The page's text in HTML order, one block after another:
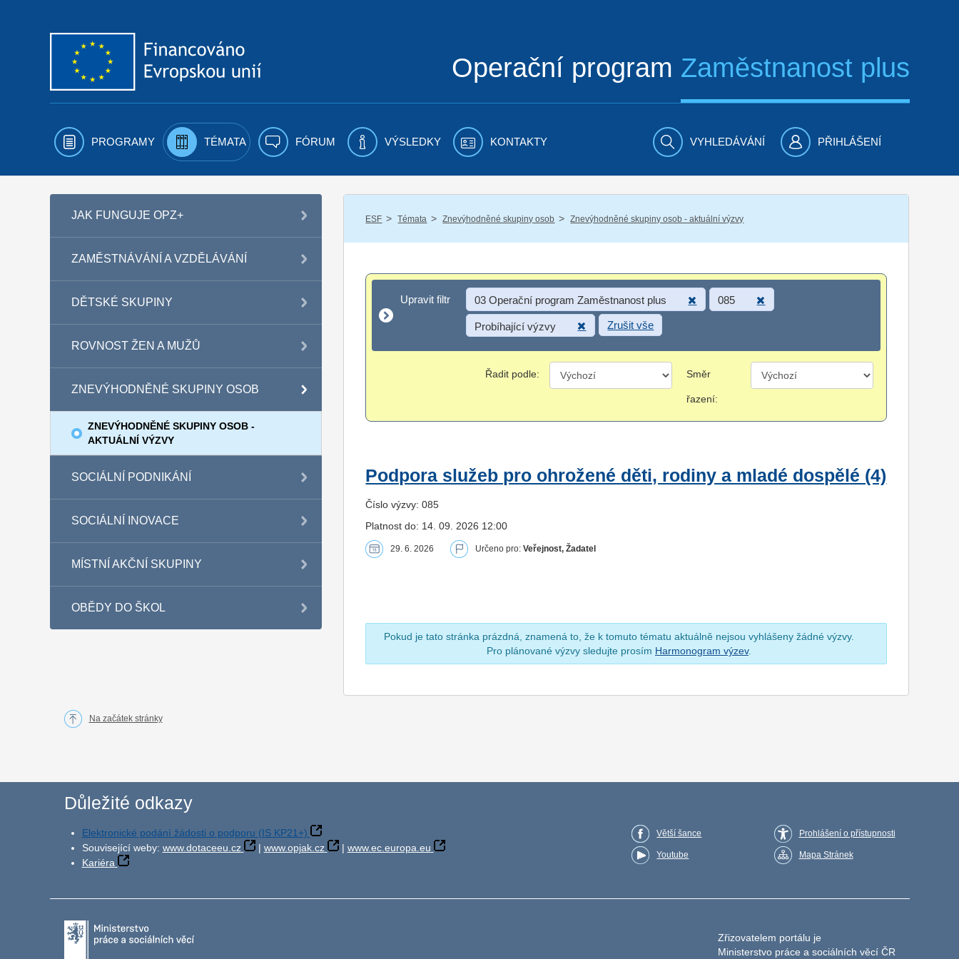
Operační program Zaměstnanost plus
PROGRAMY TÉMATA FÓRUM VÝSLEDKY KONTAKTY VYHLEDÁVÁNÍ PŘIHLÁŠENÍ
JAK FUNGUJE OPZ+
ZAMĚSTNÁVÁNÍ A VZDĚLÁVÁNÍ
DĚTSKÉ SKUPINY
ROVNOST ŽEN A MUŽŮ
ZNEVÝHODNĚNÉ SKUPINY OSOB
ZNEVÝHODNĚNÉ SKUPINY OSOB -
AKTUÁLNÍ VÝZVY
SOCIÁLNÍ PODNIKÁNÍ
SOCIÁLNÍ INOVACE
MÍSTNÍ AKČNÍ SKUPINY
OBĚDY DO ŠKOL
ESF / Témata / Znevýhodněné skupiny osob / Znevýhodněné skupiny osob - aktuální výzvy
Upravit filtr
Upravit filtr 03 Operační program Zaměstnanost plus 085
Probíhající výzvy Zrušit vše
Řadit podle: Směr
řazení:
Podpora služeb pro ohrožené děti, rodiny a mladé dospělé (4)
Číslo výzvy: 085
Platnost do: 14. 09. 2026 12:00
29. 6. 2026 Určeno pro:Veřejnost, Žadatel
Pokud je tato stránka prázdná, znamená to, že k tomuto tématu aktuálně nejsou vyhlášeny žádné výzvy.
Pro plánované výzvy sledujte prosím Harmonogram výzev.
Na začátek stránky
Důležité odkazy
Elektronické podání žádosti o podporu (IS KP21+)
Související weby: www.dotaceeu.cz | www.opjak.cz | www.ec.europa.eu
Kariéra
Větší šance
Youtube
Prohlášení o přístupnosti
Mapa Stránek
Zřizovatelem portálu je
Ministerstvo práce a sociálních věcí ČR